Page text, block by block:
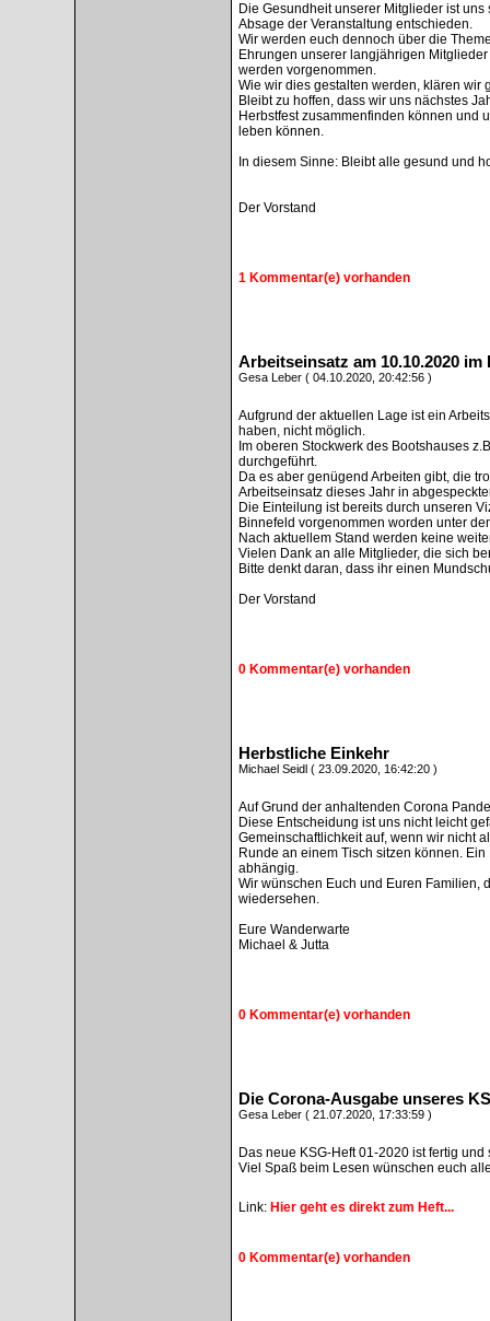
Die Gesundheit unserer Mitglieder ist
Absage der Veranstaltung entschieden.
Wir werden euch dennoch über die
Ehrungen unserer langjährigen
werden vorgenommen.
Wie wir dies gestalten werden, klären wir
Bleibt zu hoffen, dass wir uns nächstes
Herbstfest zusammenfinden können und
leben können.
In diesem Sinne: Bleibt alle gesund und
Der Vorstand
1 Kommentar(e) vorhanden
Arbeitseinsatz am 10.10.2020
Gesa Leber ( 04.10.2020, 20:42:56 )
Aufgrund der aktuellen Lage ist ein
haben, nicht möglich.
Im oberen Stockwerk des Bootshauses
durchgeführt.
Da es aber genügend Arbeiten gibt, die
Arbeitseinsatz dieses Jahr in
Die Einteilung ist bereits durch unseren
Binnefeld vorgenommen worden unter
Nach aktuellem Stand werden keine
Vielen Dank an alle Mitglieder, die sich
Bitte denkt daran, dass ihr einen
Der Vorstand
0 Kommentar(e) vorhanden
Herbstliche Einkehr
Michael Seidl ( 23.09.2020, 16:42:20 )
Auf Grund der anhaltenden Corona
Diese Entscheidung ist uns nicht leicht
Gemeinschaftlichkeit auf, wenn wir nicht
Runde an einem Tisch sitzen können.
abhängig.
Wir wünschen Euch und Euren Familien,
wiedersehen.
Eure Wanderwarte
Michael & Jutta
0 Kommentar(e) vorhanden
Die Corona-Ausgabe unseres
Gesa Leber ( 21.07.2020, 17:33:59 )
Das neue KSG-Heft 01-2020 ist fertig
Viel Spaß beim Lesen wünschen euch
Link: Hier geht es direkt zum Heft...
0 Kommentar(e) vorhanden